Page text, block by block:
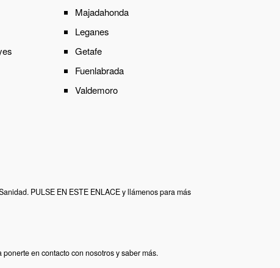
Majadahonda
Leganes
Getafe
Fuenlabrada
Valdemoro
PULSE EN ESTE ENLACEy llámenos para más
ponerte en contacto con nosotros y saber más.